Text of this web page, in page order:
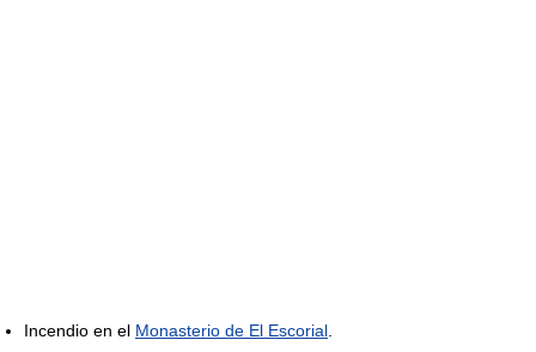
Incendio en el Monasterio de El Escorial